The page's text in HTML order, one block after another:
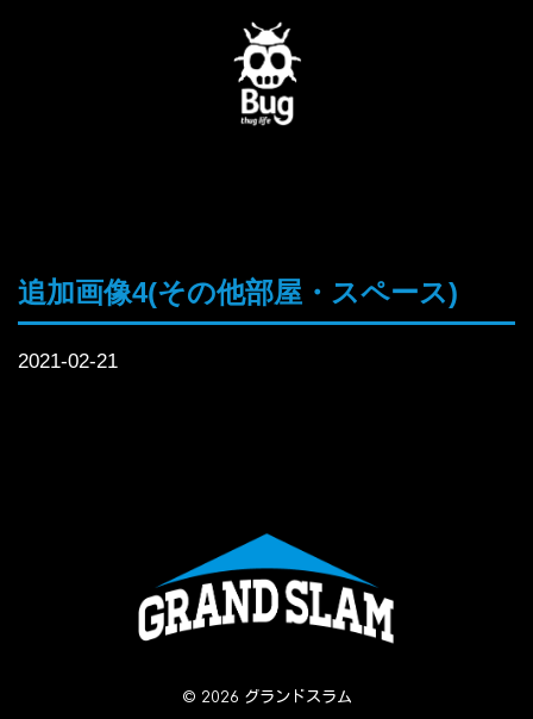
追加画像4(その他部屋・スペース)
2021-02-21
© 2026 グランドスラム